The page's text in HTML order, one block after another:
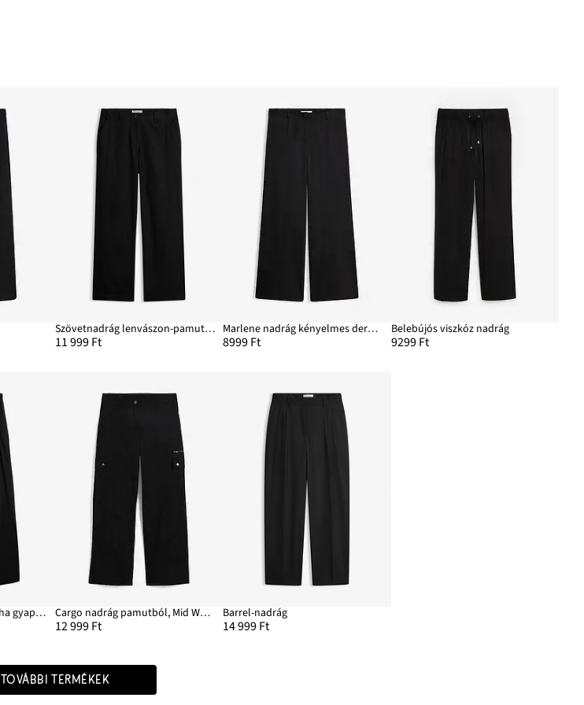
Szövetnadrág lenvászon-pamut keverékből
11 999 Ft
Marlene nadrág kényelmes derékpánttal
8999 Ft
Belebújós viszkóz nadrág
9299 Ft
Lezser szövetnadrág puha gyapjúval kevert anyagból Cargo nadrág pamutból, Mid Waist
12 999 Ft
Barrel-nadrág
14 999 Ft
TOVÁBBI TERMÉKEK